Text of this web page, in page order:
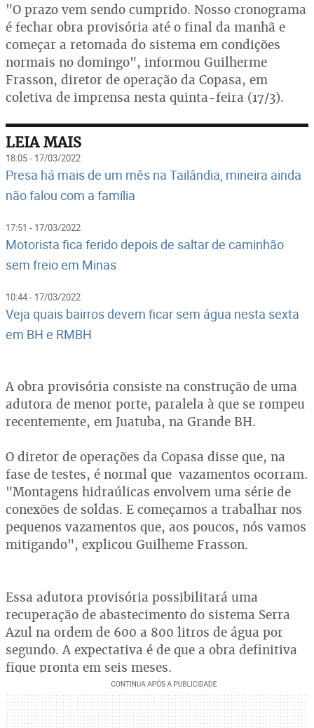
"O prazo vem sendo cumprido. Nosso cronograma
é fechar obra provisória até o final da manhã e
começar a retomada do sistema em condições
normais no domingo", informou Guilherme
Frasson, diretor de operação da Copasa, em
coletiva de imprensa nesta quinta-feira (17/3).
LEIA MAIS
18:05 - 17/03/2022
Presa há mais de um mês na Tailândia, mineira ainda
não falou com a família
17:51 - 17/03/2022
Motorista fica ferido depois de saltar de caminhão
sem freio em Minas
10:44 - 17/03/2022
Veja quais bairros devem ficar sem água nesta sexta
em BH e RMBH
A obra provisória consiste na construção de uma
adutora de menor porte, paralela à que se rompeu
recentemente, em Juatuba, na Grande BH.
O diretor de operações da Copasa disse que, na
fase de testes, é normal que vazamentos ocorram.
"Montagens hidraúlicas envolvem uma série de
conexões de soldas. E começamos a trabalhar nos
pequenos vazamentos que, aos poucos, nós vamos
mitigando", explicou Guilheme Frasson.
Essa adutora provisória possibilitará uma
recuperação de abastecimento do sistema Serra
Azul na ordem de 600 a 800 litros de água por
segundo. A expectativa é de que a obra definitiva
fique pronta em seis meses.